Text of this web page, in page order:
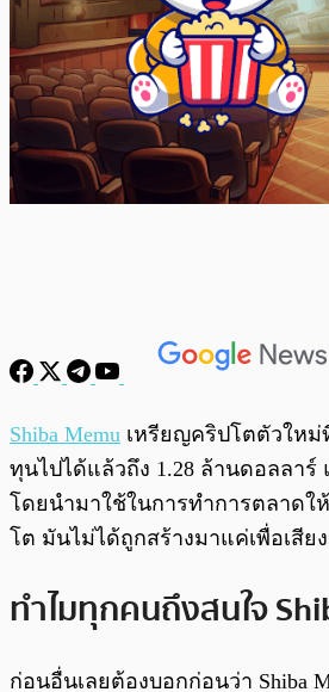
พร้อมเล่น
Shiba Memu เหรียญคริปโตตัวใหม่
ทุนไปได้แล้วถึง 1.28 ล้านดอลลาร์
โดยนำมาใช้ในการทำการตลาดใ
โต มันไม่ได้ถูกสร้างมาแค่เพื่อเสีย
ทำไมทุกคนถึงสนใจ
ก่อนอื่นเลยต้องบอกก่อนว่า Shiba